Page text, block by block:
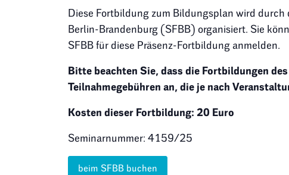
Diese Fortbildung zum Bildungsplan wird
Berlin-Brandenburg (SFBB) organisiert. Sie
SFBB für diese Präsenz-Fortbildung anmelden.
Bitte beachten Sie, dass die Fortbildungen
Teilnahmegebühren an, die je nach
Kosten dieser Fortbildung: 20 Euro
Seminarnummer: 4159/25
beim SFBB buchen